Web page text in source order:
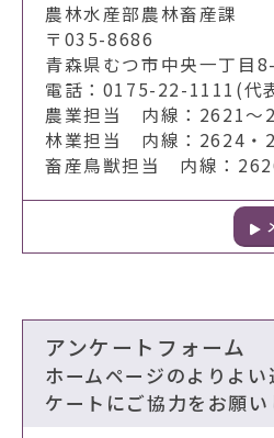
農林水産部農林畜産課
〒035-8686
青森県むつ市中央一丁目
電話：0175-22-1111(代
農業担当 内線：2621～
林業担当 内線：2624・
畜産鳥獣担当 内線：
アンケートフォーム
ホームページのよりよ
ケートにご協力をお願い